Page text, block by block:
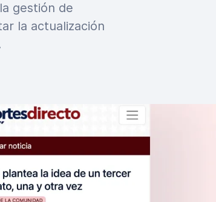
gestión de
la actualización